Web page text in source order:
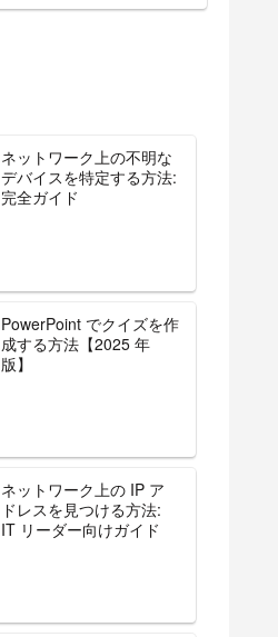
ネットワーク上の不明な
デバイスを特定する方法:
完全ガイド
PowerPoint でクイズを作
成する方法【2025 年
版】
ネットワーク上の IP ア
ドレスを見つける方法:
IT リーダー向けガイド